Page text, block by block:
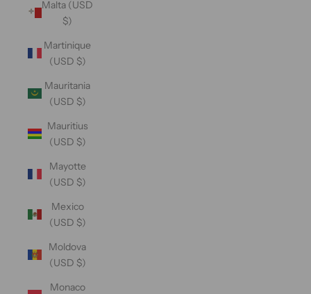
Malta (USD
$)
Martinique
(USD $)
Mauritania
(USD $)
Mauritius
(USD $)
Mayotte
(USD $)
Mexico
(USD $)
Moldova
(USD $)
Monaco